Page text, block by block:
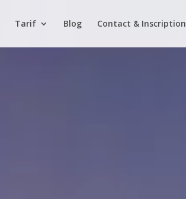
Tarif Blog Contact & Inscription